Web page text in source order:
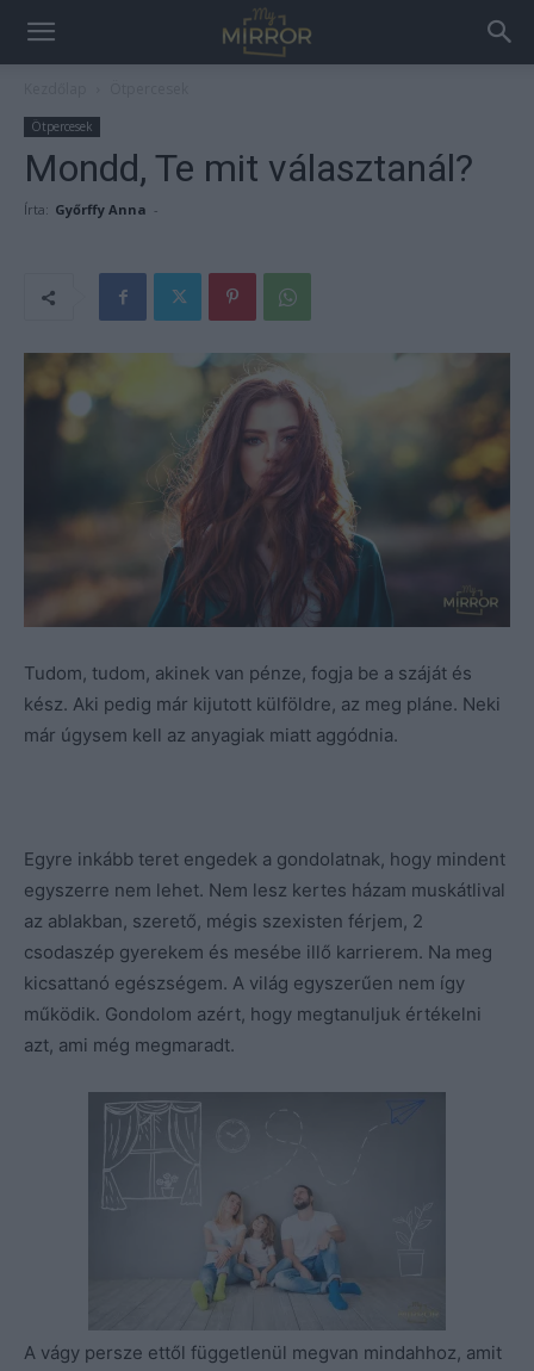
Ötpercesek
Mondd, Te mit választanál?
Írta: Győrffy Anna -
Tudom, tudom, akinek van pénze, fogja be a száját és
kész. Aki pedig már kijutott külföldre, az meg pláne. Neki
már úgysem kell az anyagiak miatt aggódnia.
Egyre inkább teret engedek a gondolatnak, hogy mindent
egyszerre nem lehet. Nem lesz kertes házam muskátlival
az ablakban, szerető, mégis szexisten férjem, 2
csodaszép gyerekem és mesébe illő karrierem. Na meg
kicsattanó egészségem. A világ egyszerűen nem így
működik. Gondolom azért, hogy megtanuljuk értékelni
azt, ami még megmaradt.
A vágy persze ettől függetlenül megvan mindahhoz, amit